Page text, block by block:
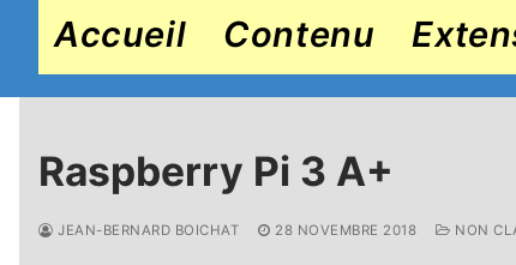
Accueil Contenu
Raspberry Pi 3 A+
JEAN-BERNARD BOICHAT 28 NOVEMBRE 2018 NON